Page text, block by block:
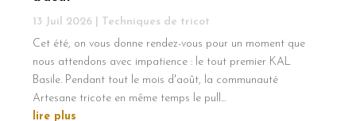
13 Juil 2026
Techniques de tricot
Cet été, on vous donne rendez-vous pour un moment que
nous attendons avec impatience : le tout premier KAL
Basile. Pendant tout le mois d'août, la communauté
Artesane tricote en même temps le pull...
lire plus